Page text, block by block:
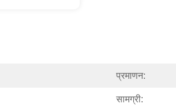
प्रमाणन:
सामग्री: